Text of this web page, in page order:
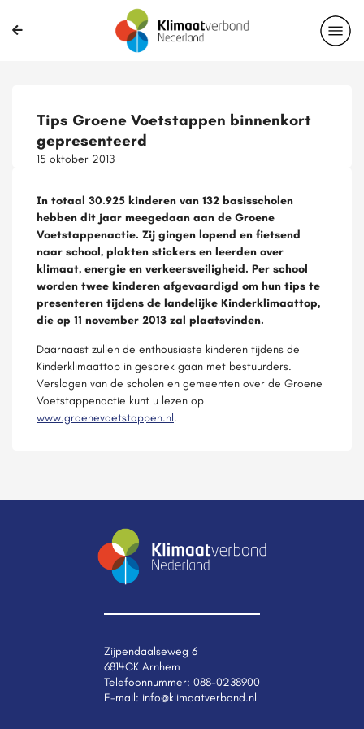
Tips Groene Voetstappen binnenkort
gepresenteerd
15 oktober 2013
In totaal 30.925 kinderen van 132 basisscholen
hebben dit jaar meegedaan aan de Groene
Voetstappenactie. Zij gingen lopend en fietsend
naar school, plakten stickers en leerden over
klimaat, energie en verkeersveiligheid. Per school
worden twee kinderen afgevaardigd om hun tips te
presenteren tijdens de landelijke Kinderklimaattop,
die op 11 november 2013 zal plaatsvinden.
Daarnaast zullen de enthousiaste kinderen tijdens de
Kinderklimaattop in gesprek gaan met bestuurders.
Verslagen van de scholen en gemeenten over de Groene
Voetstappenactie kunt u lezen op
www.groenevoetstappen.nl.
Zijpendaalseweg 6
6814CK Arnhem
Telefoonnummer: 088-0238900
E-mail: info@klimaatverbond.nl